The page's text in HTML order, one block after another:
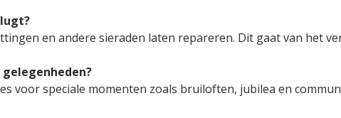
en andere sieraden laten repareren. Dit gaat van het
voor speciale momenten zoals bruiloften, jubilea en